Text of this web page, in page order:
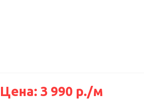
Цена: 3 990 р./м